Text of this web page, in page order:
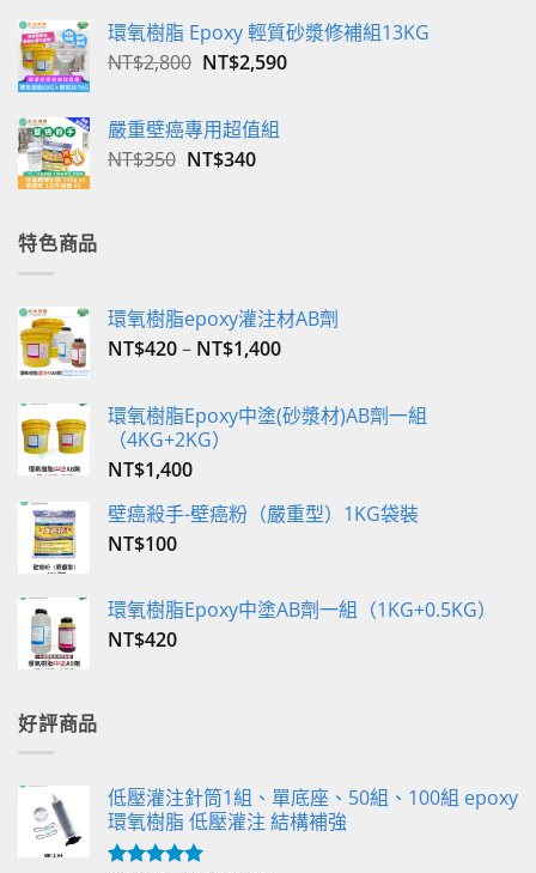
環氧樹脂 Epoxy 輕質砂漿修補組13KG
NT$2,800 原
格：
NT$2,800。
NT$2,590目
嚴重壁癌專用超值組
NT$350 原
NT$340目
特色商品
環氧樹脂epoxy灌注材AB劑
NT$420– NT$1,400
環氧樹脂Epoxy中塗(砂漿材)AB劑一組
（4KG+2KG）
NT$1,400
壁癌殺手-壁癌粉（嚴重型）1KG袋裝
NT$100
環氧樹脂Epoxy中塗AB劑一組（1KG+0.5KG）
NT$420
好評商品
低壓灌注針筒1組、單底座、50組、100組 epoxy
環氧樹脂 低壓灌注 結構補強